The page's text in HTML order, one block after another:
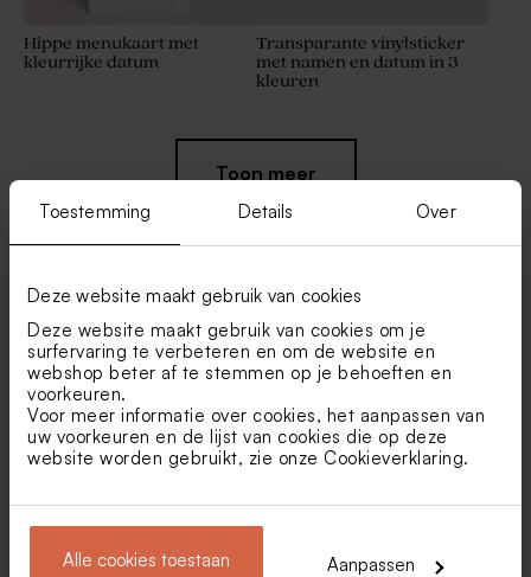
Toestemming Details Over
Deze website maakt gebruik van cookies
Deze website maakt gebruik van cookies om je
surfervaring te verbeteren en om de website en
webshop beter af te stemmen op je behoeften en
voorkeuren.
Voor meer informatie over cookies, het aanpassen van
uw voorkeuren en de lijst van cookies die op deze
website worden gebruikt, zie onze Cookieverklaring.
Alle cookies toestaan Aanpassen
Hippe menukaart met
kleurrijke datum
Transparante vinylsticker
met namen en datum in 3
kleuren
Nieuw
Ronde sticker met datum in
3 kleuren
Bedankkaartje bruiloft met
Toon meer
Vind je misschien ook leuk